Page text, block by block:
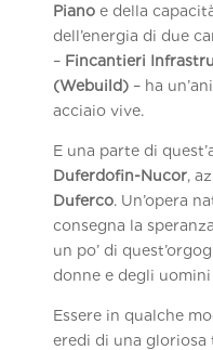
Piano e della
dell’energia di due
– Fincantieri
(Webuild) – ha
acciaio vive.
E una parte di
Duferdofin-Nucor,
Duferco. Un’opera
consegna la
un po’ di
donne e degli
Essere in qualche
eredi di una